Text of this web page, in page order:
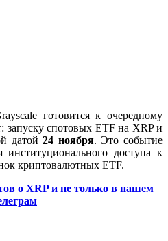
готовится к очередному
запуску спотовых ETF на XRP и
датой24 ноября. Это событие
доступа к
криптовалютных ETF.
о XRP и не только в нашем